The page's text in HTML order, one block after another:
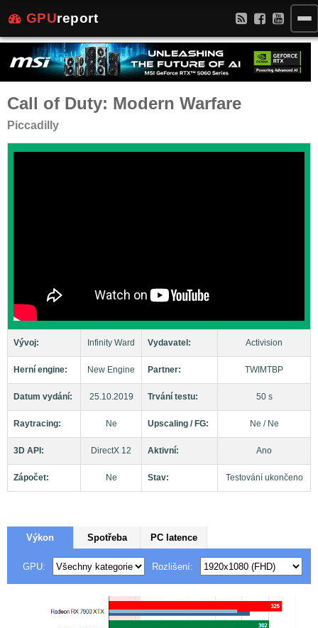
GPUreport
Call of Duty: Modern Warfare
Piccadilly
Vývoj: Infinity Ward Vydavatel: Activision
Herní engine: New Engine Partner: TWIMTBP
Datum vydání: 25.10.2019 Trvání testu: 50 s
Raytracing: Ne Upscaling / FG: Ne / Ne
3D API: DirectX 12 Aktivní: Ano
Zápočet: Ne Stav: Testování ukončeno
Výkon Spotřeba PC latence
GPU: Rozlišení: